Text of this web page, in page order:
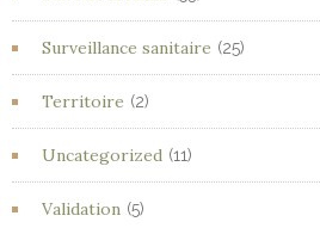
Surveillance sanitaire (25)
Territoire (2)
Uncategorized (11)
Validation (5)